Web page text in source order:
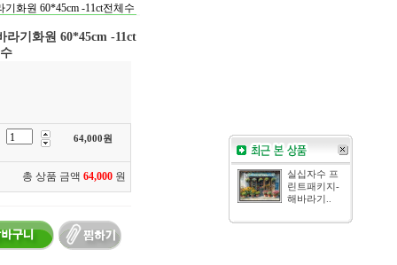
기화원 60*45cm -11ct전체수
기화원 60*45cm -11ct
64,000원
총 상품 금액 64,000 원
실십자수 프
린트패키지-
해바라기..